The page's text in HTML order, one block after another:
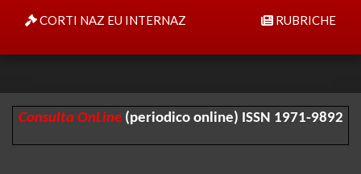
CORTI NAZ EU INTERNAZ RUBRICHE
Consulta OnLine (periodico online) ISSN 1971-9892